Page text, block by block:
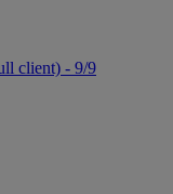
client) - 9/9